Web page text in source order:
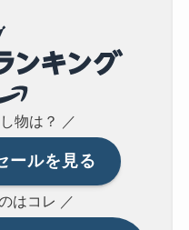
物は？ ／
ールを見る
はコレ ／